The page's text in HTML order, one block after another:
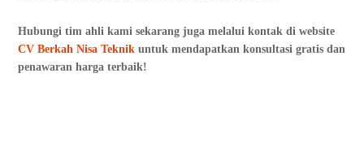
Hubungi tim ahli kami sekarang juga melalui kontak di website
CV Berkah Nisa Teknik untuk mendapatkan konsultasi gratis dan
penawaran harga terbaik!